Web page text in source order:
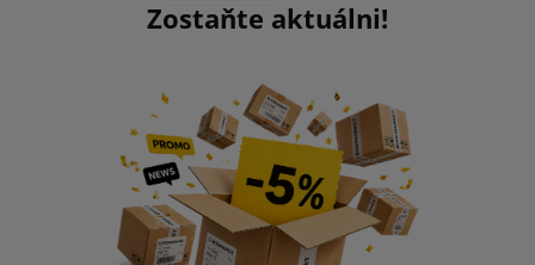
Zostaňte aktuálni!